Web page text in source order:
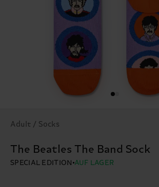
Adult / Socks
The Beatles The Band Sock
SPECIAL EDITION AUF LAGER